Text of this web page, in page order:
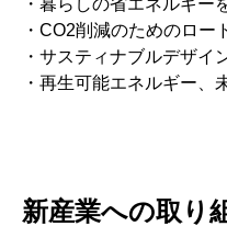
・暮らしの省エネルギー
・CO2削減のためのロー
・サスティナブルデザイ
・再生可能エネルギー、
新産業への取り